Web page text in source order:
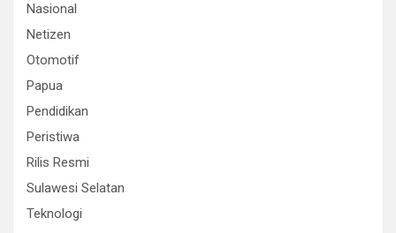
Nasional
Netizen
Otomotif
Papua
Pendidikan
Peristiwa
Rilis Resmi
Sulawesi Selatan
Teknologi